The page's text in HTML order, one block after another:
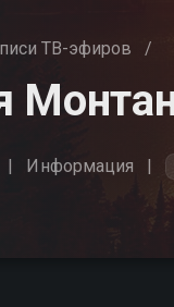
ТВ-эфиров /
Информация